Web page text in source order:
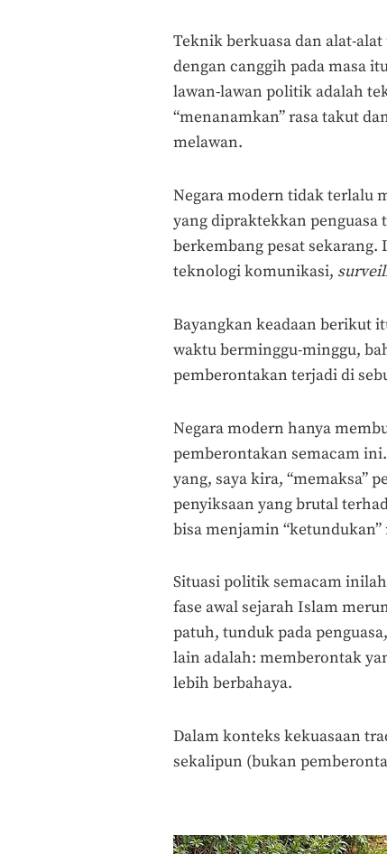
Teknik berkuasa dan alat-
dengan canggih pada masa
lawan-lawan politik adalah
“menanamkan” rasa takut
melawan.
Negara modern tidak terlalu
yang dipraktekkan
berkembang pesat
teknologi komunikasi,
Bayangkan keadaan berikut
waktu berminggu-minggu,
pemberontakan terjadi di
Negara modern hanya
pemberontakan semacam
yang, saya kira, “memaksa”
penyiksaan yang brutal
bisa menjamin “ketundukan”
Situasi politik semacam
fase awal sejarah Islam
patuh, tunduk pada
lain adalah: memberontak
lebih berbahaya.
Dalam konteks kekuasaan
sekalipun (bukan